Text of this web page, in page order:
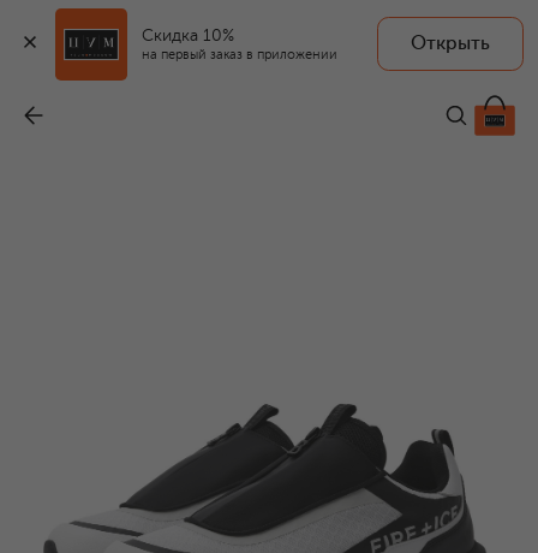
Скидка 10%
на первый заказ в приложении
Открыть
BOGNER FIRE+ICE
29 950 ₽